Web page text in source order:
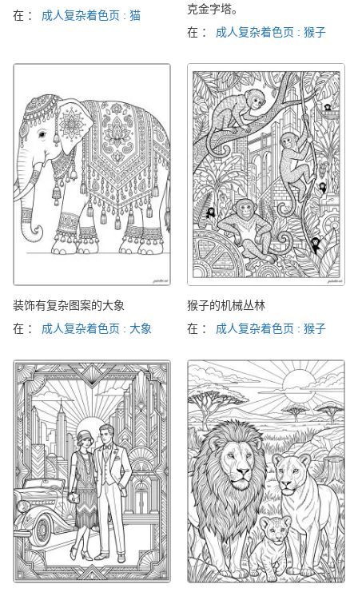
在 ： 成人复杂着色页 : 猫
克金字塔。
在 ： 成人复杂着色页 : 猴子
装饰有复杂图案的大象
在 ： 成人复杂着色页 : 大象
猴子的机械丛林
在 ： 成人复杂着色页 : 猴子